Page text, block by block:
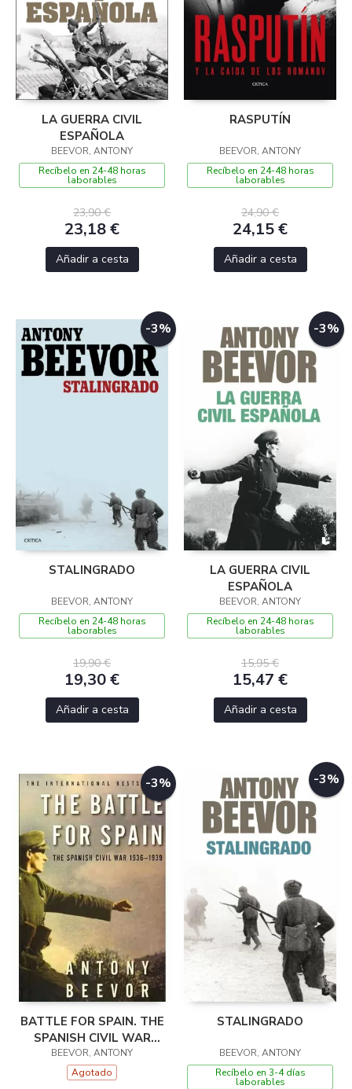
LA GUERRA CIVIL
ESPAÑOLA
BEEVOR, ANTONY
Recíbelo en 24-48 horas
laborables
23,90 €
23,18 €
Añadir a cesta
RASPUTÍN
BEEVOR, ANTONY
Recíbelo en 24-48 horas
laborables
24,90 €
24,15 €
Añadir a cesta
-3%
STALINGRADO
BEEVOR, ANTONY
Recíbelo en 24-48 horas
laborables
19,90 €
19,30 €
Añadir a cesta
-3%
LA GUERRA CIVIL
ESPAÑOLA
BEEVOR, ANTONY
Recíbelo en 24-48 horas
laborables
15,95 €
15,47 €
Añadir a cesta
-3%
BATTLE FOR SPAIN. THE
SPANISH CIVIL WAR
1936-1939
BEEVOR, ANTONY
Agotado
-3%
STALINGRADO
BEEVOR, ANTONY
Recíbelo en 3-4 días
laborables